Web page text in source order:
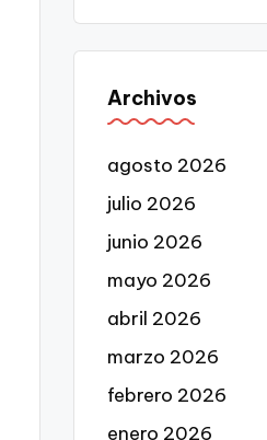
Archivos
agosto 2026
julio 2026
junio 2026
mayo 2026
abril 2026
marzo 2026
febrero 2026
enero 2026